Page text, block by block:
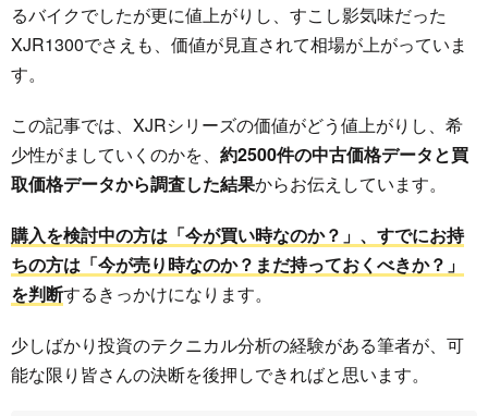
るバイクでしたが更に値上がりし、すこし影気味だった
XJR1300でさえも、価値が見直されて相場が上がっていま
す。
この記事では、XJRシリーズの価値がどう値上がりし、希
少性がましていくのかを、 約2500件の中古価格データと買
取価格データから調査した結果からお伝えしています。
購入を検討中の方は「今が買い時なのか？」、すでにお持
ちの方は「今が売り時なのか？まだ持っておくべきか？」
を判断するきっかけになります。
少しばかり投資のテクニカル分析の経験がある筆者が、可
能な限り皆さんの決断を後押しできればと思います。